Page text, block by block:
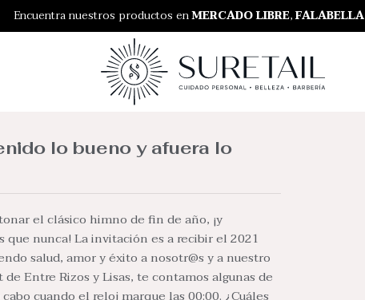
Encuentra nuestros productos enMERCADO LIBRE,FALABELLA
RETIRO GRATIS EN NUESTRA TIENDA
lo bueno y afuera lo
el clásico himno de fin de año, ¡y
nunca! La invitación es a recibir el 2021
salud, amor y éxito a nosotr@s y a nuestro
Entre Rizos y Lisas, te contamos algunas de